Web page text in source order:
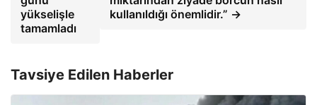
yükselişle
tamamladı
kullanıldığı önemlidir.” →
Tavsiye Edilen Haberler